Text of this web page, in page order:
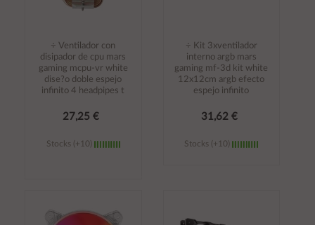
÷ Ventilador con
disipador de cpu mars
gaming mcpu-vr white
dise?o doble espejo
infinito 4 headpipes t
27,25 €
Stocks (+10)
carrito
÷ Kit 3xventilador
interno argb mars
gaming mf-3d kit white
12x12cm argb efecto
espejo infinito
31,62 €
Stocks (+10)